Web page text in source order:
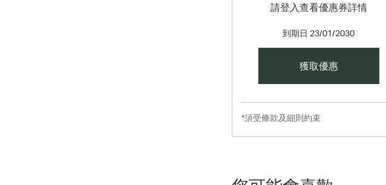
請登入查看優惠券詳情
到期日 23/01/2030
獲取優惠
*須受條款及細則約束